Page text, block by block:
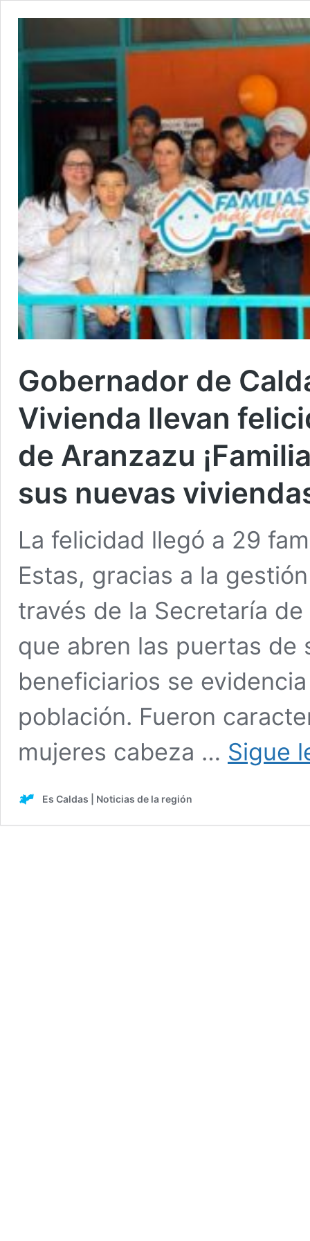
Gobernador de
Vivienda llevan
de Aranzazu
sus nuevas
La felicidad llegó a 29
Estas, gracias a la
través de la Secretaría
que abren las puertas de
beneficiarios se
población. Fueron
mujeres cabeza … Sigue
Es Caldas | Noticias de la región